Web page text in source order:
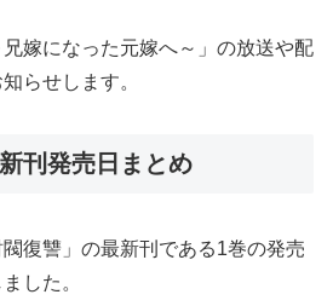
嫁になった元嫁へ～」の放送や配
らせします。
刊発売日まとめ
復讐」の最新刊である1巻の発売
した。